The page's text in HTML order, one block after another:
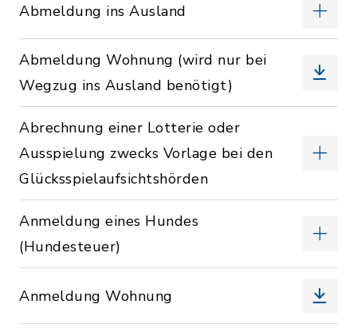
Abmeldung ins Ausland
Abmeldung Wohnung (wird nur bei
Wegzug ins Ausland benötigt)
Abrechnung einer Lotterie oder
Ausspielung zwecks Vorlage bei den
Glücksspielaufsichtshörden
Anmeldung eines Hundes
(Hundesteuer)
Anmeldung Wohnung